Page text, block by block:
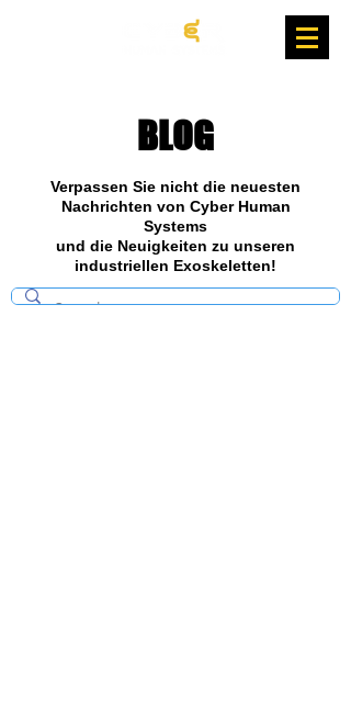
BLOG
Verpassen Sie nicht die neuesten
Nachrichten von Cyber Human
Systems
und die Neuigkeiten zu unseren
industriellen Exoskeletten!